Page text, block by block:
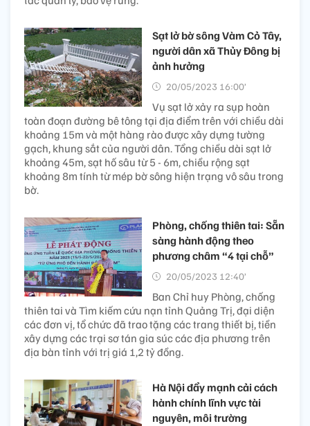
Sạt lở bờ sông Vàm Cỏ Tây,
người dân xã Thủy Đông bị
ảnh hưởng
20/05/2023 16:00’
Vụ sạt lở xảy ra sụp hoàn
toàn đoạn đường bê tông tại địa điểm trên với chiều dài
khoảng 15m và một hàng rào được xây dựng tường
gạch, khung sắt của người dân. Tổng chiều dài sạt lở
khoảng 45m, sạt hố sâu từ 5 - 6m, chiều rộng sạt
khoảng 8m tính từ mép bờ sông hiện trạng vô sâu trong
bờ.
Phòng, chống thiên tai: Sẵn
sàng hành động theo
phương châm “4 tại chỗ”
20/05/2023 12:40’
Ban Chỉ huy Phòng, chống
thiên tai và Tìm kiếm cứu nạn tỉnh Quảng Trị, đại diện
các đơn vị, tổ chức đã trao tặng các trang thiết bị, tiền
xây dựng các trại sơ tán gia súc các địa phương trên
địa bàn tỉnh với trị giá 1,2 tỷ đồng.
Hà Nội đẩy mạnh cải cách
hành chính lĩnh vực tài
nguyên, môi trường